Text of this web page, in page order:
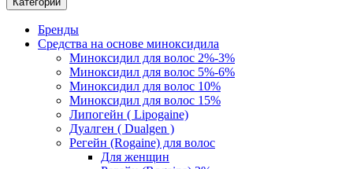
Бренды
Средства на основе миноксидила
Миноксидил для волос 2%-3%
Миноксидил для волос 5%-6%
Миноксидил для волос 10%
Миноксидил для волос 15%
Липогейн ( Lipogaine)
Дуалген ( Dualgen )
Регейн (Rogaine) для волос
Для женщин